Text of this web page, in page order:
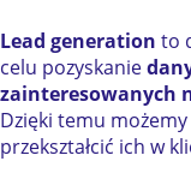
Lead generation to
celu pozyskanie
zainteresowanych
Dzięki temu
przekształcić ich w